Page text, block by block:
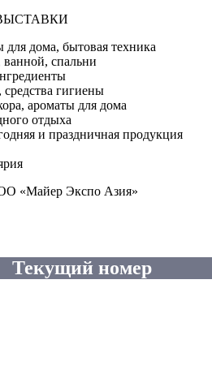
для дома, бытовая техника
ванной, спальни
гигиены
ароматы для дома
отдыха
и праздничная продукция
«Майер Экспо Азия»
Текущий номер